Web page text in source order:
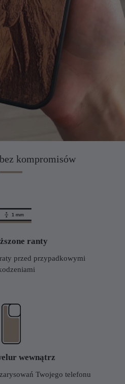
kompromisów
ranty
przed przypadkowymi
wewnątrz
Twojego telefonu